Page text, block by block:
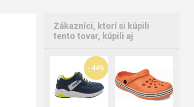
Zákazníci, ktorí si kúpili
tento tovar, kúpili aj
- 44%
31
32
34
30
31